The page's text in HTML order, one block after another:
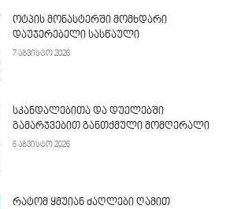
ოტპის მონასტერში მომხდარი
დაუჯერებელი სასწაული
7 აგვისტო 2026
სკანდალებითა და დუელებში
გამარჯვებით განთქმული მომღერალი
6 აგვისტო 2026
რატომ ყმუიან ძაღლები ღამით